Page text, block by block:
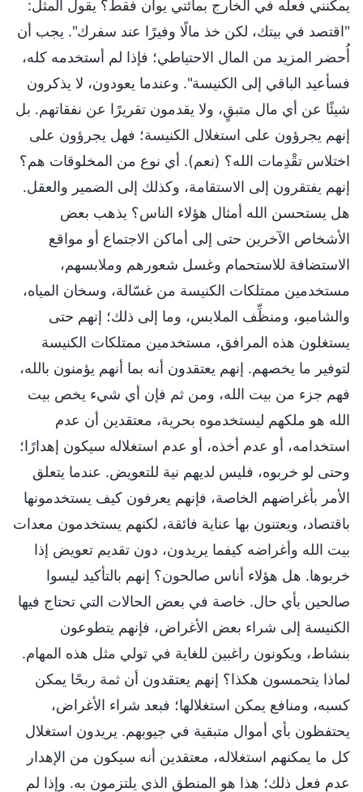
يمكنني فعله في الخارج بمائتي يوان فقط؟ يقول المثل:
"اقتصد في بيتك، لكن خذ مالًا وفيرًا عند سفرك". يجب أن
أُحضر المزيد من المال الاحتياطي؛ فإذا لم أستخدمه كله،
فسأعيد الباقي إلى الكنيسة". وعندما يعودون، لا يذكرون
شيئًا عن أي مال متبقٍ، ولا يقدمون تقريرًا عن نفقاتهم. بل
إنهم يجرؤون على استغلال الكنيسة؛ فهل يجرؤون على
اختلاس تقْدِمات الله؟ (نعم). أي نوع من المخلوقات هم؟
إنهم يفتقرون إلى الاستقامة، وكذلك إلى الضمير والعقل.
هل يستحسن الله أمثال هؤلاء الناس؟ يذهب بعض
الأشخاص الآخرين حتى إلى أماكن الاجتماع أو مواقع
الاستضافة للاستحمام وغسل شعورهم وملابسهم،
مستخدمين ممتلكات الكنيسة من غسّالة، وسخان المياه،
والشامبو، ومنظِّف الملابس، وما إلى ذلك؛ إنهم حتى
يستغلون هذه المرافق، مستخدمين ممتلكات الكنيسة
لتوفير ما يخصهم. إنهم يعتقدون أنه بما أنهم يؤمنون بالله،
فهم جزء من بيت الله، ومن ثم فإن أي شيء يخص بيت
الله هو ملكهم ليستخدموه بحرية، معتقدين أن عدم
استخدامه، أو عدم أخذه، أو عدم استغلاله سيكون إهدارًا؛
وحتى لو خربوه، فليس لديهم نية للتعويض. عندما يتعلق
الأمر بأغراضهم الخاصة، فإنهم يعرفون كيف يستخدمونها
باقتصاد، ويعتنون بها عناية فائقة، لكنهم يستخدمون معدات
بيت الله وأغراضه كيفما يريدون، دون تقديم تعويض إذا
خربوها. هل هؤلاء أناس صالحون؟ إنهم بالتأكيد ليسوا
صالحين بأي حال. خاصة في بعض الحالات التي تحتاج فيها
الكنيسة إلى شراء بعض الأغراض، فإنهم يتطوعون
بنشاط، ويكونون راغبين للغاية في تولي مثل هذه المهام.
لماذا يتحمسون هكذا؟ إنهم يعتقدون أن ثمة ربحًا يمكن
كسبه، ومنافع يمكن استغلالها؛ فبعد شراء الأغراض،
يحتفظون بأي أموال متبقية في جيوبهم. يريدون استغلال
كل ما يمكنهم استغلاله، معتقدين أنه سيكون من الإهدار
عدم فعل ذلك؛ هذا هو المنطق الذي يلتزمون به. وإذا لم